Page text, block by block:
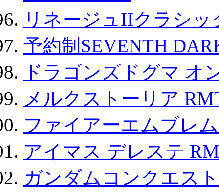
リネージュIIクラシ
予約制SEVENTH
ドラゴンズドグマ オ
メルクストーリア
ファイアーエムブレ
アイマス デレステ
ガンダムコンクエスト